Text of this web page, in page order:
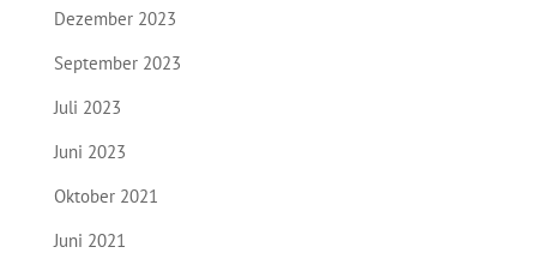
Dezember 2023
September 2023
Juli 2023
Juni 2023
Oktober 2021
Juni 2021